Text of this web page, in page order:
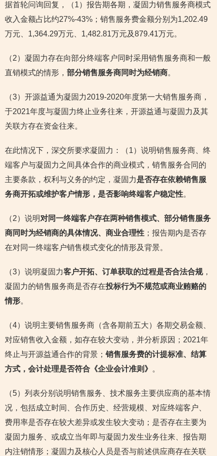
据首轮问询回复，（1）报告期各期，凝固力销售服务商模式
收入金额占比约27%-43%；销售服务费金额分别为1,202.49
万元、1,364.29万元、1,482.81万元及879.41万元。
（2）凝固力存在向部分终端客户同时采用销售服务商和一般
直销模式的情形， 部分销售服务商同时为经销商。
（3）开源益通为凝固力2019-2020年度第一大销售服务商，
于2021年度与凝固力终止业务往来，开源益通与凝固力及其
关联方存在资金往来。
在此情况下，深交所要求凝固力：（1）说明销售服务商、终
端客户与凝固力之间具体合作的商业模式，销售服务合同的
主要条款，权利与义务的约定，凝固力是否存在依赖销售服
务商开拓或维护客户情形，是否影响终端客户稳定性。
（2）说明对同一终端客户存在两种销售模式、部分销售服务
商同时为经销商的具体情况、商业合理性 ；报告期内是否存
在对同一终端客户销售模式变化的情形及背景。
（3）说明凝固力客户开拓、订单获取的过程是否合法合规，
凝固力的销售服务商是否存在投标行为不规范或商业贿赂的
情形。
（4）说明主要销售服务商（含各期前五大）各期交易金额、
对应销售收入金额，如存在较大变动，并分析原因；2021年
终止与开源益通合作的背景； 销售服务费的计提标准、结算
方式，会计处理是否符合《企业会计准则》 。
（5）列表分别说明销售服务、技术服务主要供应商的基本情
况，包括成立时间、合作历史、经营规模、对应终端客户、
费用率是否存在较大差异或发生较大变动；是否存在主要为
凝固力服务、或成立当年即与凝固力发生业务往来、报告期
内注销情形；凝固力及核心人员是否与前述供应商存在关联